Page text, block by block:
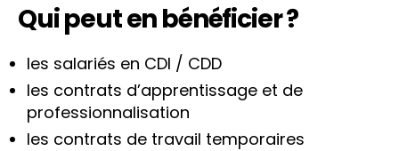
Qui peut en bénéficier ?
les salariés en CDI / CDD
les contrats d’apprentissage et de
professionnalisation
les contrats de travail temporaires